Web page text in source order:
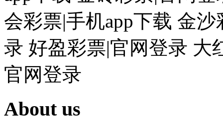
会彩票|手机app下载 金
录 好盈彩票|官网登录 大
官网登录
About us